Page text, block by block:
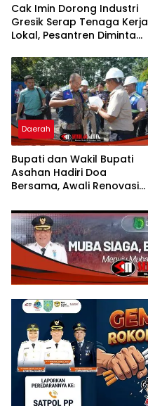
Cak Imin Dorong Industri
Gresik Serap Tenaga Kerja
Lokal, Pesantren Diminta
Daerah
Bupati dan Wakil Bupati
Asahan Hadiri Doa
Bersama, Awali Renovasi